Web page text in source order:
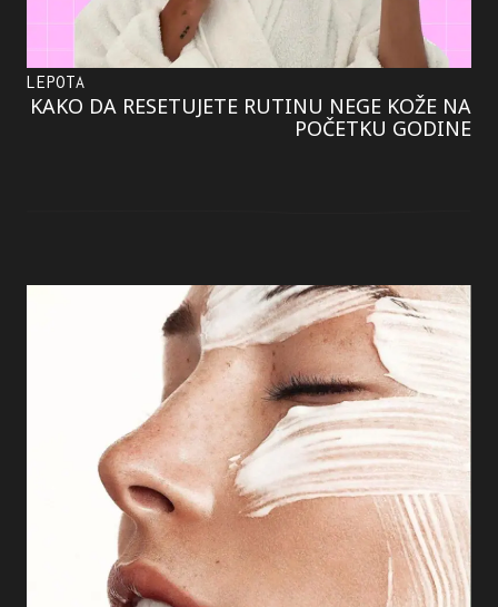
LEPOTA
KAKO DA RESETUJETE RUTINU NEGE KOŽE NA
POČETKU GODINE